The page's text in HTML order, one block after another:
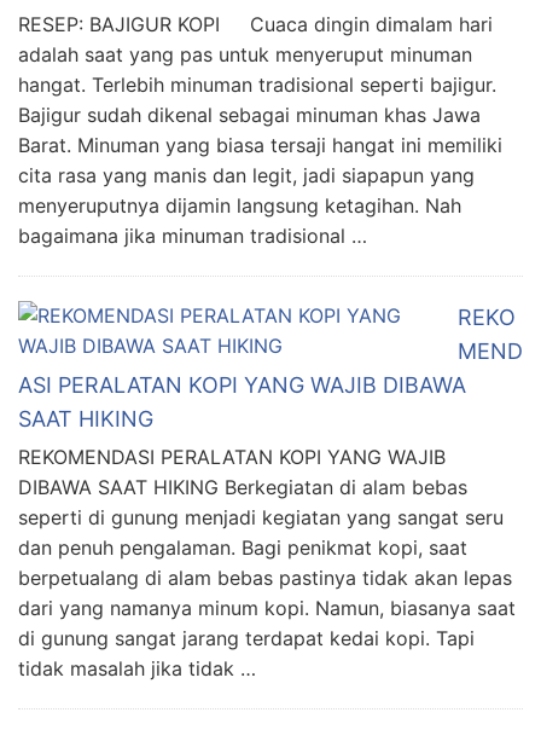
RESEP: BAJIGUR KOPI Cuaca dingin dimalam hari
adalah saat yang pas untuk menyeruput minuman
hangat. Terlebih minuman tradisional seperti bajigur.
Bajigur sudah dikenal sebagai minuman khas Jawa
Barat. Minuman yang biasa tersaji hangat ini memiliki
cita rasa yang manis dan legit, jadi siapapun yang
menyeruputnya dijamin langsung ketagihan. Nah
bagaimana jika minuman tradisional …
REKO
MEND
ASI PERALATAN KOPI YANG WAJIB DIBAWA
SAAT HIKING
REKOMENDASI PERALATAN KOPI YANG WAJIB
DIBAWA SAAT HIKING Berkegiatan di alam bebas
seperti di gunung menjadi kegiatan yang sangat seru
dan penuh pengalaman. Bagi penikmat kopi, saat
berpetualang di alam bebas pastinya tidak akan lepas
dari yang namanya minum kopi. Namun, biasanya saat
di gunung sangat jarang terdapat kedai kopi. Tapi
tidak masalah jika tidak …